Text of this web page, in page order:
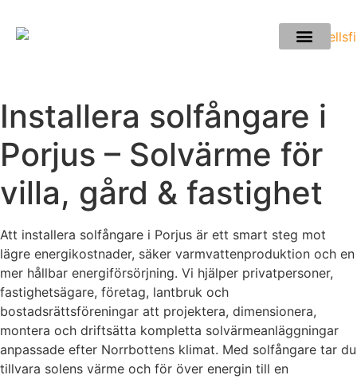
Installera solfångare i
Porjus – Solvärme för
villa, gård & fastighet
Att installera solfångare i Porjus är ett smart steg mot
lägre energikostnader, säker varmvattenproduktion och en
mer hållbar energiförsörjning. Vi hjälper privatpersoner,
fastighetsägare, företag, lantbruk och
bostadsrättsföreningar att projektera, dimensionera,
montera och driftsätta kompletta solvärmeanläggningar
anpassade efter Norrbottens klimat. Med solfångare tar du
tillvara solens värme och för över energin till en